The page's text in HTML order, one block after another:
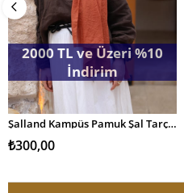
SEPETE EKLE Şalland Kampüs Pamuk Şal Tarçın
2000 TL ve Üzeri %10
İndirim
₺300,00